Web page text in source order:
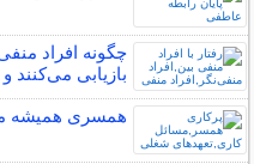
چگونه افراد
بازیابی می‌کنند و
همسری همیشه